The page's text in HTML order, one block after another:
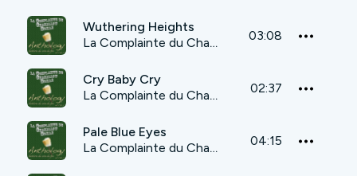
Wuthering Heights
La Complainte du Chamallow Grillé
03:08
Cry Baby Cry
La Complainte du Chamallow Grillé
02:37
Pale Blue Eyes
La Complainte du Chamallow Grillé
04:15